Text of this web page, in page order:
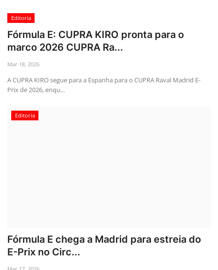
Editoria
Fórmula E: CUPRA KIRO pronta para o
marco 2026 CUPRA Ra...
Mar 18, 2026
A CUPRA KIRO segue para a Espanha para o CUPRA Raval Madrid E-
Prix de 2026, enqu...
Editoria
Fórmula E chega a Madrid para estreia do
E-Prix no Circ...